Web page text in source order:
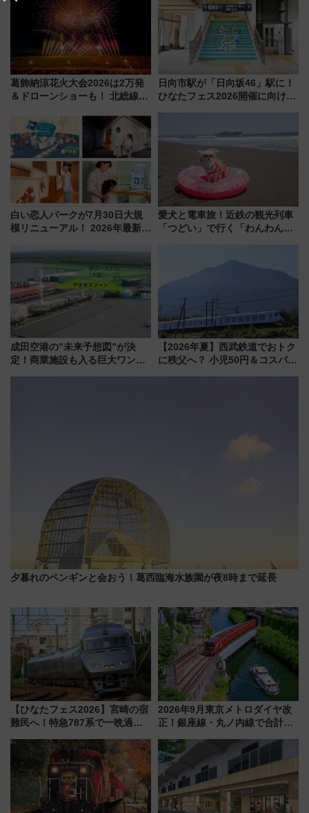
葛飾納涼花火大会2026は2万発
＆ドローンショーも！ 北総線を
車、観覧スポット情報と周辺観
光まとめ（7/28開催）
日向市駅が「日向坂46」駅に！
ひなたフェス2026開催に向けJR
おひさま号」も走る
白い恋人パークが7月30日大規
模リニューアル！ 2026年最新の
と料金・アクセスを徹底解説
（札幌市）
愛犬と電車旅！近鉄の観光列車
「つどい」で行く「わんわん列
成田空港の”未来予想図”が決
定！商業施設も入る巨大ワンタ
【2026年夏】西武鉄道でおトク
に秩父へ？ 小児50円＆コスパ最
夕暮れのペンギンと会おう！葛西臨海水族園が夜8時まで延長
【ひなたフェス2026】宮崎の宿
難民へ！特急787系で一晩過ご
ローおひさま」が救世主に？
2026年9月東京メトロダイヤ改
正！銀座線・丸ノ内線で合計
待